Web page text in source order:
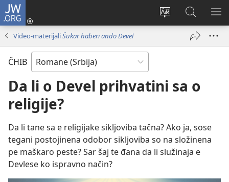
JW.ORG
Promin
Prijava
(opens
Rode
JW.ORG
Video-materijaliŠukar haberi ando Devel
ČHIB
Da li o Devel prihvatini sa o
religije?
Da li tane sa e religijake sikljoviba tačna? Ako ja, sose
tegani postojinena odobor sikljoviba so na složinena
pe maškaro peste? Sar šaj te đana da li služinaja e
Devlese ko ispravno način?